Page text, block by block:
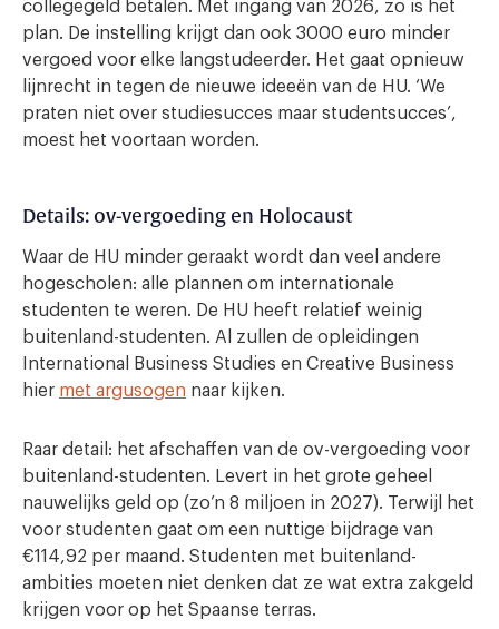
collegegeld betalen. Met ingang van 2026, zo is het
plan. De instelling krijgt dan ook 3000 euro minder
vergoed voor elke langstudeerder. Het gaat opnieuw
lijnrecht in tegen de nieuwe ideeën van de HU. ‘We
praten niet over studiesucces maar studentsucces’,
moest het voortaan worden.
Details: ov-vergoeding en Holocaust
Waar de HU minder geraakt wordt dan veel andere
hogescholen: alle plannen om internationale
studenten te weren. De HU heeft relatief weinig
buitenland-studenten. Al zullen de opleidingen
International Business Studies en Creative Business
hier met argusogen naar kijken.
Raar detail: het afschaffen van de ov-vergoeding voor
buitenland-studenten. Levert in het grote geheel
nauwelijks geld op (zo’n 8 miljoen in 2027). Terwijl het
voor studenten gaat om een nuttige bijdrage van
€114,92 per maand. Studenten met buitenland-
ambities moeten niet denken dat ze wat extra zakgeld
krijgen voor op het Spaanse terras.